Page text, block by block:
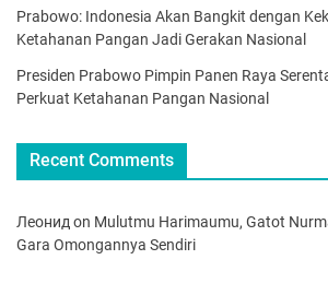
Prabowo: Indonesia Akan Bangkit dengan
Ketahanan Pangan Jadi Gerakan Nasional
Presiden Prabowo Pimpin Panen Raya
Perkuat Ketahanan Pangan Nasional
Recent Comments
Леонид on Mulutmu Harimaumu, Gatot
Gara Omongannya Sendiri